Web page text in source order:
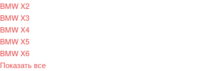
BMW X2
BMW X3
BMW X4
BMW X5
BMW X6
Показать все